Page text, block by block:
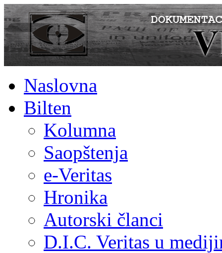
Naslovna
Bilten
Kolumna
Saopštenja
e-Veritas
Hronika
Autorski članci
D.I.C. Veritas u